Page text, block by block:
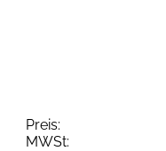
Preis:
MWSt: